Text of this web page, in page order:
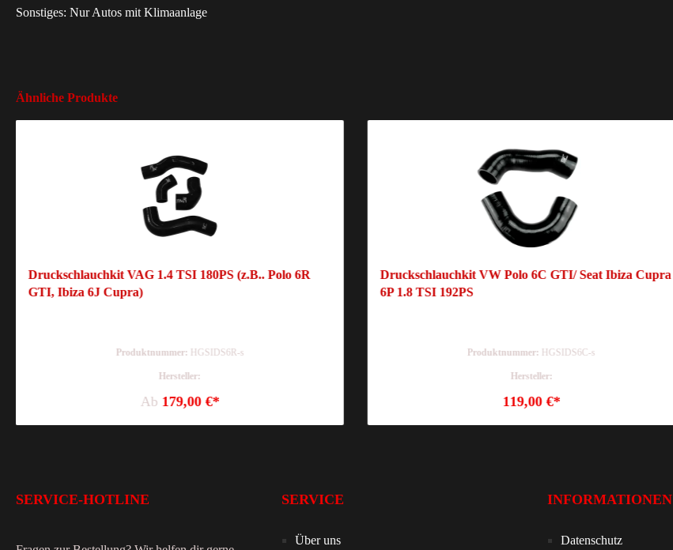
Sonstiges: Nur Autos mit Klimaanlage
Ähnliche Produkte
Druckschlauchkit VAG 1.4 TSI 180PS (z.B.. Polo 6R
GTI, Ibiza 6J Cupra)
Produktnummer: HGSIDS6R-s
Hersteller:
Ab 179,00 €*
Druckschlauchkit VW Polo 6C GTI/ Seat Ibiza Cupra
6P 1.8 TSI 192PS
Produktnummer: HGSIDS6C-s
Hersteller:
119,00 €*
SERVICE-HOTLINE SERVICE
Über uns
INFORMATIONEN
Datenschutz